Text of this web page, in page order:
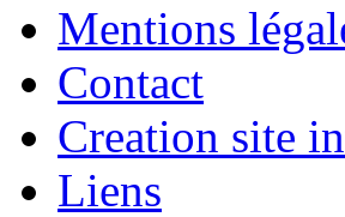
Mentions
Contact
Creation site
Liens